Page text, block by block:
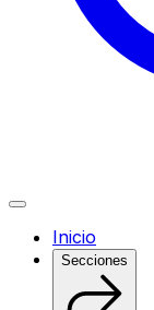
Inicio
Secciones